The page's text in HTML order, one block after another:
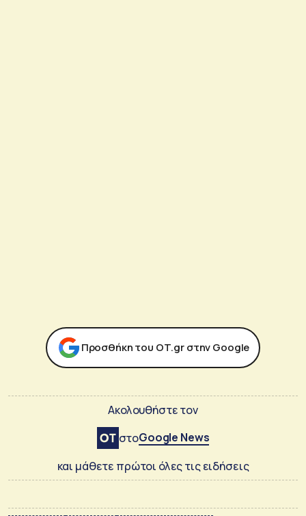
Προσθήκη του ΟΤ.gr στην Google
Ακολουθήστε τον
στοGoogle News
και μάθετε πρώτοι όλες τις ειδήσεις